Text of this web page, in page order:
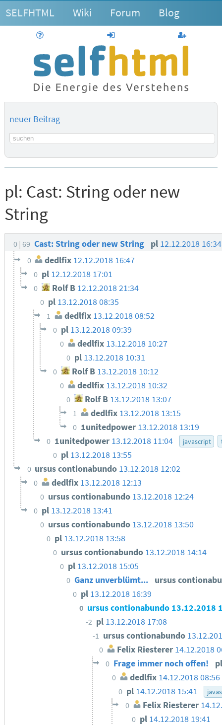
SELFHTML Wiki Forum Blog
anmelden
neuer Beitrag
Suchbegriff
pl: Cast: String oder new
String
0 69 Cast: String oder new String pl 12.12.2018
0 dedlfix 12.12.2018 16:47
0 pl 12.12.2018 17:01
0 Rolf B 12.12.2018 21:34
0 pl 13.12.2018 08:35
1 dedlfix 13.12.2018 08:52
0 pl 13.12.2018 09:39
0 dedlfix 13.12.2018 10:27
0 pl 13.12.2018 10:31
0 Rolf B 13.12.2018 10:12
0 dedlfix 13.12.2018 10:32
0 Rolf B 13.12.2018 13:07
1 dedlfix 13.12.2018 13:15
0 1unitedpower 13.12.2018 13:19
0 1unitedpower 13.12.2018 11:04 javascript
0 pl 13.12.2018 13:55
0 ursus contionabundo 13.12.2018 12:02
0 dedlfix 13.12.2018 12:13
0 ursus contionabundo 13.12.2018 12:24
0 pl 13.12.2018 13:41
0 ursus contionabundo 13.12.2018 13:50
0 pl 13.12.2018 13:58
0 ursus contionabundo 13.12.2018 14:14
0 pl 13.12.2018 15:05
0 Ganz unverblümt... ursus
0 pl 13.12.2018 16:39
0 ursus contionabundo 13.12.2018
-2 pl 13.12.2018 17:08
-1 ursus contionabundo
0 Felix Riesterer 14.12.2018
0 Frage immer noch offen!
0 dedlfix 14.12.2018 08:56
0 pl 14.12.2018 15:41
0 Felix Riesterer
0 pl 14.12.2018 19:41